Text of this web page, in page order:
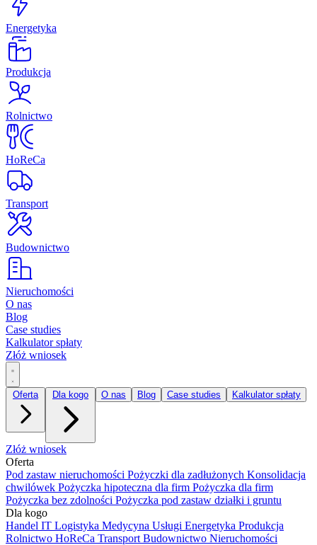
Energetyka
Produkcja
Rolnictwo
HoReCa
Transport
Budownictwo
Nieruchomości
O nas
Blog
Case studies
Kalkulator spłaty
Złóż wniosek
Oferta Dla kogo O nas Blog Case studies Kalkulator spłaty
Złóż wniosek
Oferta
Pod zastaw nieruchomości Pożyczki dla zadłużonych Konsolidacja
chwilówek Pożyczka hipoteczna dla firm Pożyczka dla firm
Pożyczka bez zdolności Pożyczka pod zastaw działki i gruntu
Dla kogo
Handel IT Logistyka Medycyna Usługi Energetyka Produkcja
Rolnictwo HoReCa Transport Budownictwo Nieruchomości